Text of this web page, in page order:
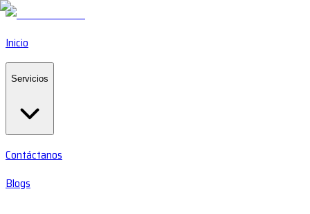
Inicio
Servicios
Contáctanos
Blogs